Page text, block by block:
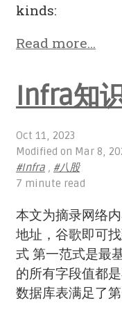
kinds:
Read more…
Infra知
Oct 11, 2023
Modified on Mar 8,
#Infra , #八股
7 minute read
本文为摘录网络
地址，谷歌即可
式 第一范式是最
的所有字段值都
数据库表满足了第